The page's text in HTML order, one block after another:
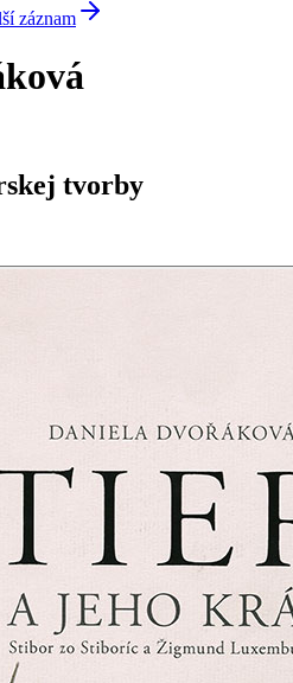
záznam
tvorby